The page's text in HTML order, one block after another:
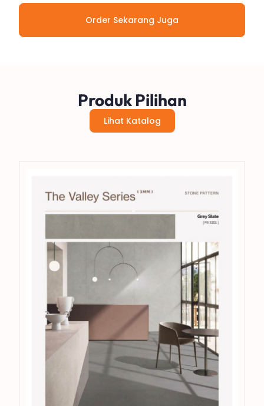
Order Sekarang Juga
Produk Pilihan
Lihat Katalog